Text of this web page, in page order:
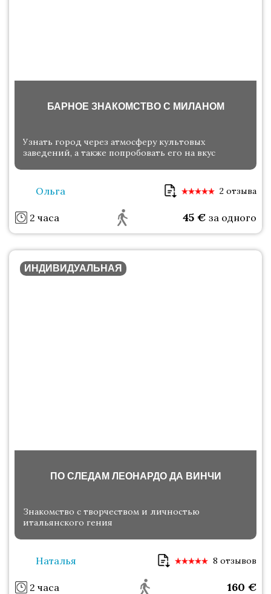
БАРНОЕ ЗНАКОМСТВО С МИЛАНОМ
Узнать город через атмосферу культовых
заведений, а также попробовать его на вкус
Ольга 2 отзыва
2 часа 45 € за одного
ИНДИВИДУАЛЬНАЯ
ПО СЛЕДАМ ЛЕОНАРДО ДА ВИНЧИ
Знакомство с творчеством и личностью
итальянского гения
Наталья 8 отзывов
2 часа 160 €